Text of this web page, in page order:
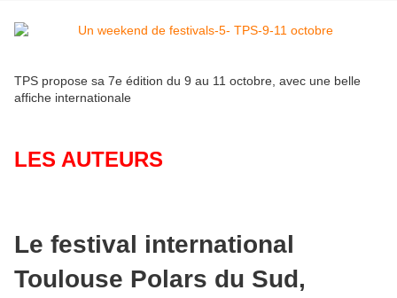
TPS propose sa 7e édition du 9 au 11 octobre, avec une belle
affiche internationale
LES AUTEURS
Le festival international
Toulouse Polars du Sud,